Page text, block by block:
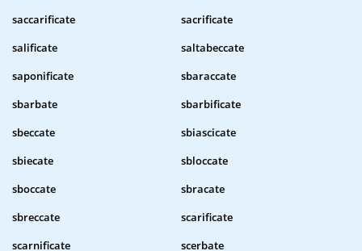
saccarificate
sacrificate
salificate
saltabeccate
saponificate
sbaraccate
sbarbate
sbarbificate
sbeccate
sbiascicate
sbiecate
sbloccate
sboccate
sbracate
sbreccate
scarificate
scarnificate
scerbate